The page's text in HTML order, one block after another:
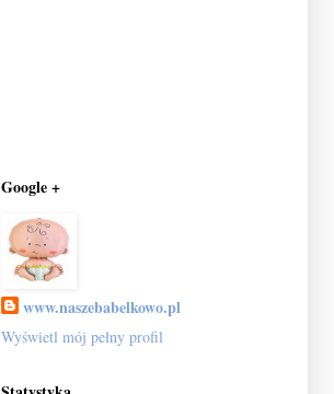
Google +
www.naszebabelkowo.pl
Wyświetl mój pełny profil